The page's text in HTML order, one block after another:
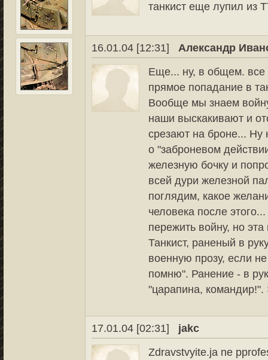
танкист еще лупил из
16.01.04 [12:31]
Александр
Еще... ну, в общем.
прямое попадание в
Вообще мы знаем
наши выскакивают и
срезают на броне... Ну
о "заброневом
железную бочку и
всей дури железной
поглядим, какое
человека после
пережить войну, но
Танкист, раненый в
военную прозу, если
помню". Ранение - в
"царапина, командир!".
17.01.04 [02:31]
jakc
Zdravstvyite.ja ne